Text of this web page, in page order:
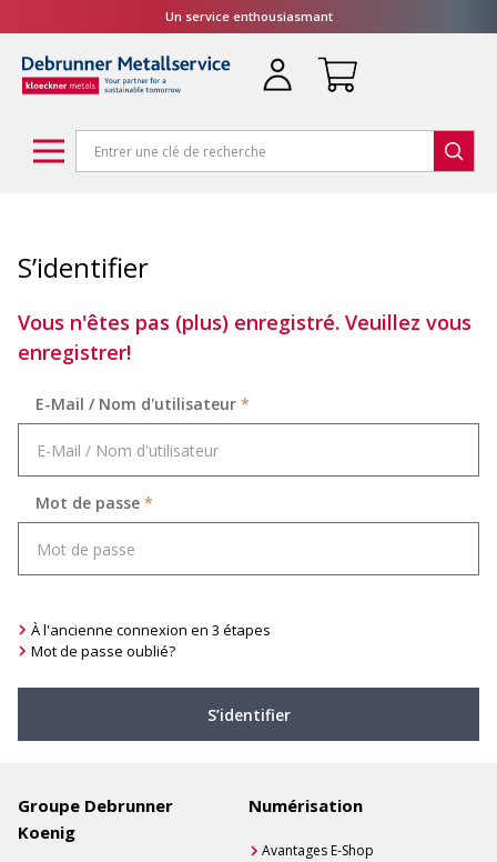
Un service enthousiasmant
S’identifier
Vous n'êtes pas (plus) enregistré. Veuillez vous
enregistrer!
E-Mail / Nom d'utilisateur *
Mot de passe *
À l'ancienne connexion en 3 étapes
Mot de passe oublié?
S’identifier
Groupe Debrunner
Koenig
Numérisation
Avantages E-Shop